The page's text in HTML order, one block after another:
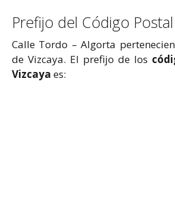
Prefijo del Código
Calle Tordo – Algorta
de Vizcaya. El prefijo de los
Vizcaya es: